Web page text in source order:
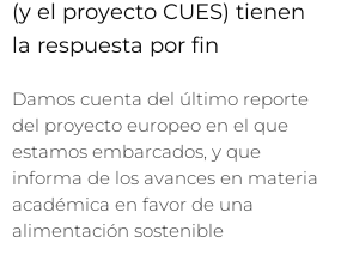
(y el proyecto CUES) tienen
la respuesta por fin
Damos cuenta del último reporte
del proyecto europeo en el que
estamos embarcados, y que
informa de los avances en materia
académica en favor de una
alimentación sostenible